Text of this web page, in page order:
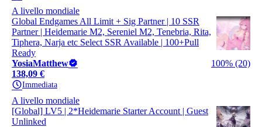
A livello mondiale
Global Endgames All Limit + Sig Partner | 10 SSR
Partner | Heidemarie M2, Sereniel M2, Tenebria, Rita,
Tiphera, Narja etc Select SSR Available | 100+Pull
Ready
YosiaMatthew
100% (20)
138,09 €
Immediata
A livello mondiale
[Global] LV5 | 2*Heidemarie Starter Account | Guest
Unlinked